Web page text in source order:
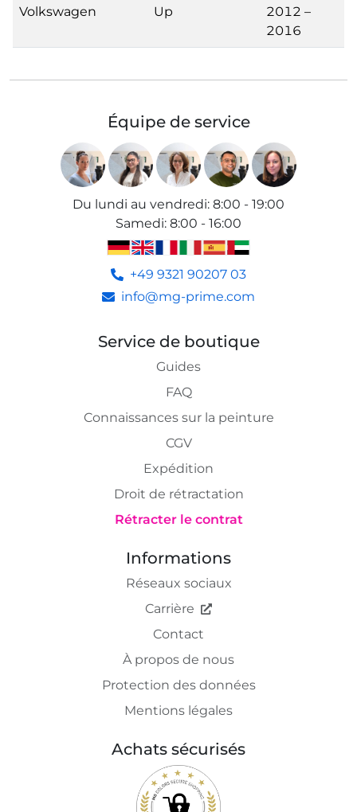
Volkswagen Up
2012 –
2016
Équipe de service
Du lundi au vendredi: 8:00 - 19:00
Samedi: 8:00 - 16:00
+49 9321 90207 03
info@mg-prime.com
Service de boutique
Guides
FAQ
Connaissances sur la peinture
CGV
Expédition
Droit de rétractation
Rétracter le contrat
Informations
Réseaux sociaux
Carrière
Contact
À propos de nous
Protection des données
Mentions légales
Achats sécurisés